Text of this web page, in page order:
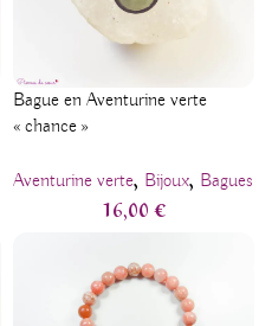
Bague en Aventurine verte
« chance »
Aventurine verte, Bijoux, Bagues
16,00€